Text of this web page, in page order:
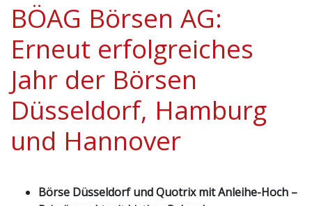
BÖAG Börsen AG:
Erneut erfolgreiches
Jahr der Börsen
Düsseldorf, Hamburg
und Hannover
Börse Düsseldorf und Quotrix mit Anleihe-Hoch –